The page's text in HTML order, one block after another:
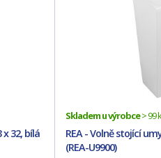
32, bílá
Skladem u výrobce> 99
REA - Volně stojící
(REA-U9900)